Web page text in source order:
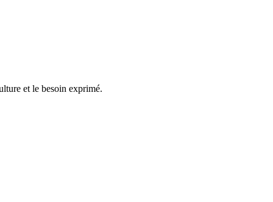
et le besoin exprimé.